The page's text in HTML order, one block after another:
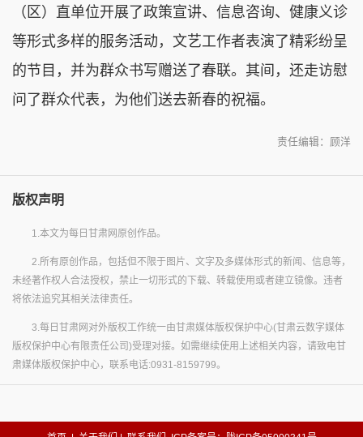
（区）直单位开展了政策宣讲、信息咨询、健康义诊
等形式多样的服务活动，文艺工作者表演了精彩纷呈
的节目，并为群众书写赠送了春联。其间，还走访慰
问了群众代表，为他们送去新春的祝福。
责任编辑：顾洋
版权声明
1.本文为每日甘肃网原创作品。
2.所有原创作品，包括但不限于图片、文字及多媒体形式的新闻、信息等，
未经著作权人合法授权，禁止一切形式的下载、转载使用或者建立镜像。违者
将依法追究其相关法律责任。
3.每日甘肃网对外版权工作统一由甘肃媒体版权保护中心(甘肃云数字媒体
版权保护中心有限责任公司)受理对接。如需继续使用上述相关内容，请致电甘
肃媒体版权保护中心，联系电话:0931-8159799。